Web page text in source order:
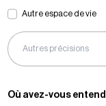
Autre espace de vie
Où avez-vous